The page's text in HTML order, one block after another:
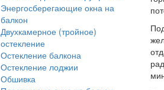
Энергосберегающие окна на
балкон
Двухкамерное (тройное)
остекление
Остекление балкона
Остекление лоджии
Обшивка